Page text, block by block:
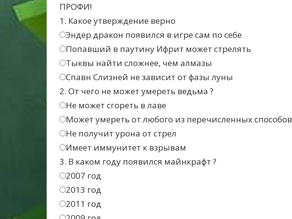
ПРОФИ!
1. Какое утверждение верно
Эндер дракон появился в игре сам по себе
Попавший в паутину Ифрит может стрелять
Тыквы найти сложнее, чем алмазы
Спавн Слизней не зависит от фазы луны
2. От чего не может умереть ведьма ?
Не может сгореть в лаве
Может умереть от любого из перечисленных способов
Не получит урона от стрел
Имеет иммунитет к взрывам
3. В каком году появился майнкрафт ?
2007 год
2013 год
2011 год